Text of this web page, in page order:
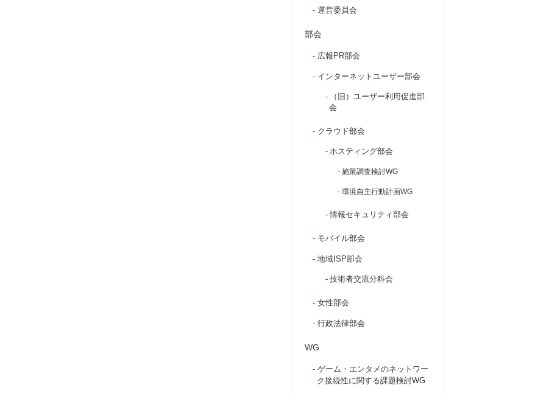
運営委員会
部会
広報PR部会
インターネットユーザー部会
（旧）ユーザー利用促進部
会
クラウド部会
ホスティング部会
施策調査検討WG
環境自主行動計画WG
情報セキュリティ部会
モバイル部会
地域ISP部会
技術者交流分科会
女性部会
行政法律部会
WG
ゲーム・エンタメのネットワー
ク接続性に関する課題検討WG